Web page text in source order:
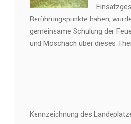
Berührungspunkte haben,
gemeinsame Schulung der
und Möschach über dieses
Kennzeichnung des